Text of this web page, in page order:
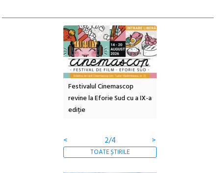
Sleeping Beauties la Borsec:
dulceață de amintiri la
borcan, o cameră obscură și
<
3/4 >
TOATE ȘTIRILE